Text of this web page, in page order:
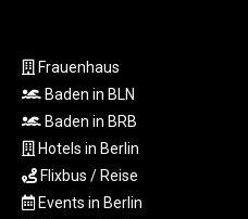
Frauenhaus
Baden in BLN
Baden in BRB
Hotels in Berlin
Flixbus / Reise
Events in Berlin